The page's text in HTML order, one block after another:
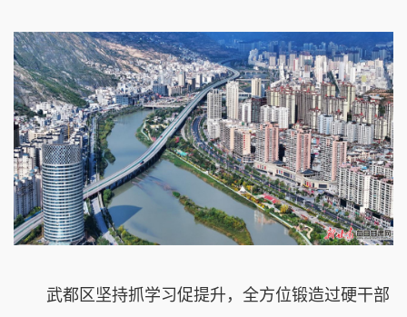
武都区坚持抓学习促提升，全方位锻造过硬干部